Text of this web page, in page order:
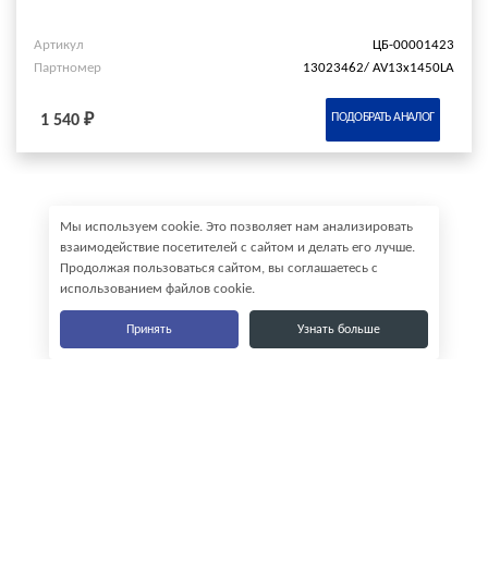
Артикул
ЦБ-00001423
Партномер
13023462/ AV13x1450LA
1 540 ₽ ПОДОБРАТЬ АНАЛОГ
Мы используем cookie. Это позволяет нам анализировать
взаимодействие посетителей с сайтом и делать его лучше.
Продолжая пользоваться сайтом, вы соглашаетесь с
использованием файлов cookie.
Принять Узнать больше